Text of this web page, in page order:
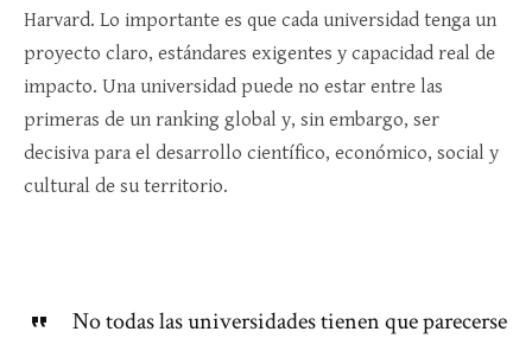
Harvard. Lo importante es que cada universidad tenga un
proyecto claro, estándares exigentes y capacidad real de
impacto. Una universidad puede no estar entre las
primeras de un ranking global y, sin embargo, ser
decisiva para el desarrollo científico, económico, social y
cultural de su territorio.
No todas las universidades tienen que parecerse